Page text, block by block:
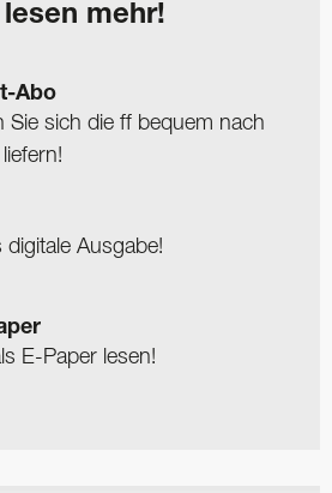
mehr!
Abo
Sie sich die ff bequem nach
digitale Ausgabe!
E-Paper lesen!